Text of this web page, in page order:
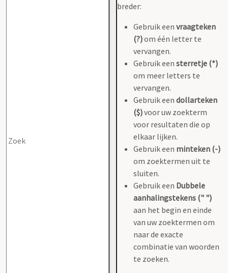
breder:
Gebruik een vraagteken
(?)om één letter te
vervangen.
Gebruik een sterretje (*)
om meer letters te
vervangen.
Gebruik een dollarteken
($)voor uw zoekterm
voor resultaten die op
elkaar lijken.
Gebruik een minteken (-)
om zoektermen uit te
sluiten.
Gebruik een Dubbele
aanhalingstekens (" ")
aan het begin en einde
van uw zoektermen om
naar de exacte
combinatie van woorden
te zoeken.